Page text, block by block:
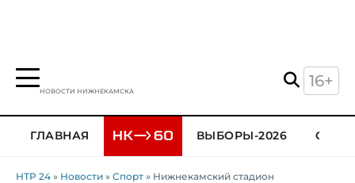
НОВОСТИ НИЖНЕКАМСКА
16+
ГЛАВНАЯ ВЫБОРЫ-2026
НТР 24 » Новости » Спорт » Нижнекамский стадион